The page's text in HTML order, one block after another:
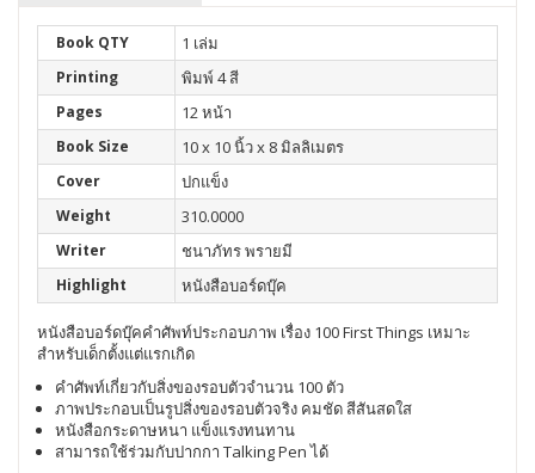
Book QTY 1 เล่ม
Printing พิมพ์ 4 สี
Pages 12 หน้า
Book Size 10 x 10 นิ้ว x 8 มิลลิเมตร
Cover ปกแข็ง
Weight 310.0000
Writer ชนาภัทร พรายมี
Highlight หนังสือบอร์ดบุ๊ค
หนังสือบอร์ดบุ๊คคำศัพท์ประกอบภาพ เรื่อง 100 First Things เหมาะ
สำหรับเด็กตั้งแต่แรกเกิด
คำศัพท์เกี่ยวกับสิ่งของรอบตัวจำนวน 100 ตัว
ภาพประกอบเป็นรูปสิ่งของรอบตัวจริง คมชัด สีสันสดใส
หนังสือกระดาษหนา แข็งแรงทนทาน
สามารถใช้ร่วมกับปากกา Talking Pen ได้